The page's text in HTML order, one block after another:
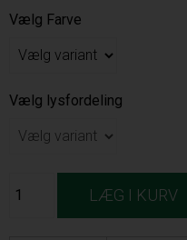
Vælg Farve
Vælg lysfordeling